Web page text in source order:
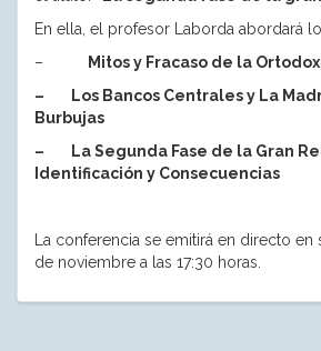
En ella, el profesor Laborda abordará
– Mitos y Fracaso de la
– Los Bancos Centrales y La
Burbujas
– La Segunda Fase de la Gran
Identificación y Consecuencias
La conferencia se emitirá en directo en
de noviembre a las 17:30 horas.